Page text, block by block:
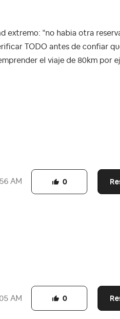
extremo: "no habia otra
TODO antes de confiar
el viaje de 80km por
AM 0
AM 0